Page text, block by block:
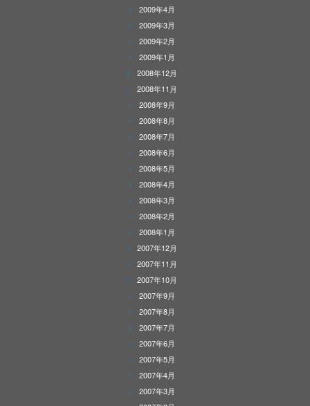
2009年4月
2009年3月
2009年2月
2009年1月
2008年12月
2008年11月
2008年9月
2008年8月
2008年7月
2008年6月
2008年5月
2008年4月
2008年3月
2008年2月
2008年1月
2007年12月
2007年11月
2007年10月
2007年9月
2007年8月
2007年7月
2007年6月
2007年5月
2007年4月
2007年3月